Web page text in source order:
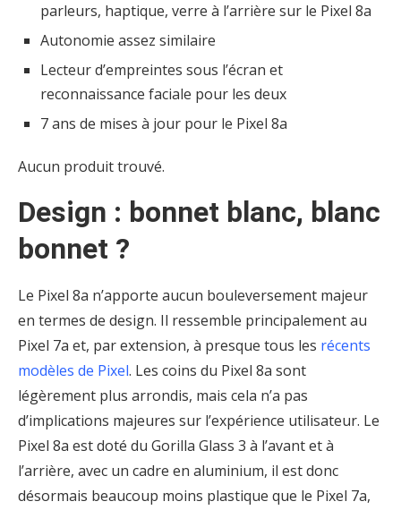
parleurs, haptique, verre à l’arrière sur le Pixel 8a
Autonomie assez similaire
Lecteur d’empreintes sous l’écran et
reconnaissance faciale pour les deux
7 ans de mises à jour pour le Pixel 8a
Aucun produit trouvé.
Design : bonnet blanc, blanc
bonnet ?
Le Pixel 8a n’apporte aucun bouleversement majeur
en termes de design. Il ressemble principalement au
Pixel 7a et, par extension, à presque tous les récents
modèles de Pixel. Les coins du Pixel 8a sont
légèrement plus arrondis, mais cela n’a pas
d’implications majeures sur l’expérience utilisateur. Le
Pixel 8a est doté du Gorilla Glass 3 à l’avant et à
l’arrière, avec un cadre en aluminium, il est donc
désormais beaucoup moins plastique que le Pixel 7a,